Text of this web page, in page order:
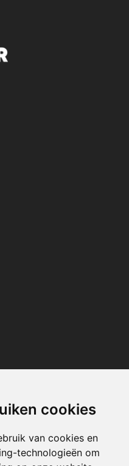
cookies
van cookies en
technologieën om